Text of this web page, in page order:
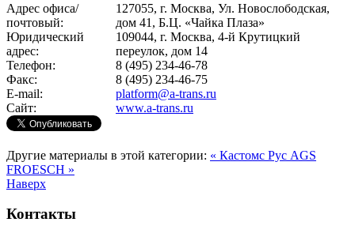
Адрес офиса/
почтовый:
127055, г. Москва, Ул. Новослободская,
дом 41, Б.Ц. «Чайка Плаза»
Юридический
адрес:
109044, г. Москва, 4-й Крутицкий
переулок, дом 14
Телефон:
8 (495) 234-46-78
Факс:
8 (495) 234-46-75
E-mail:
platform@a-trans.ru
Сайт:
www.a-trans.ru
Другие материалы в этой категории: « Кастомс Рус AGS
FROESCH »
Наверх
Контакты